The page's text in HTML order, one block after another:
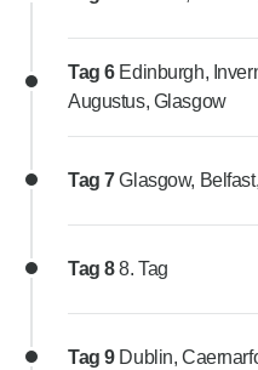
Tag 6 Edinburgh,
Augustus, Glasgow
Tag 7Glasgow,
Tag 88. Tag
Tag 9 Dublin,